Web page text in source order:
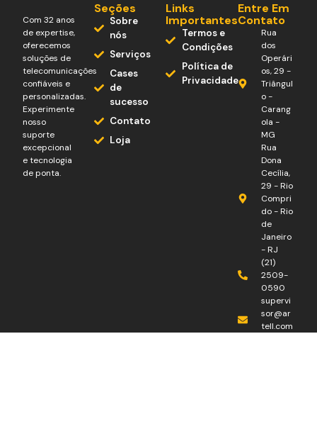
Com 32 anos
de expertise,
oferecemos
soluções de
telecomunicações
confiáveis e
personalizadas.
Experimente
nosso
suporte
excepcional
e tecnologia
de ponta.
Seções
Sobre
nós
Serviços
Cases
de
sucesso
Contato
Loja
Links
Importantes
Termos e
Condições
Política de
Privacidade
Entre Em
Contato
Rua
dos
Operári
os, 29 -
Triângul
o -
Carang
ola -
MG
Rua
Dona
Cecília,
29 - Rio
Compri
do - Rio
de
Janeiro
- RJ
(21)
2509-
0590
supervi
sor@ar
tell.com